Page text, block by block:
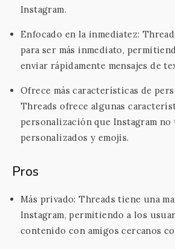
Instagram.
Enfocado en la inmediatez:
para ser más inmediato,
enviar rápidamente mensajes de
Ofrece más características de
Threads ofrece algunas
personalización que Instagram no
personalizados y emojis.
Pros
Más privado: Threads tiene una
Instagram, permitiendo a los
contenido con amigos cercanos